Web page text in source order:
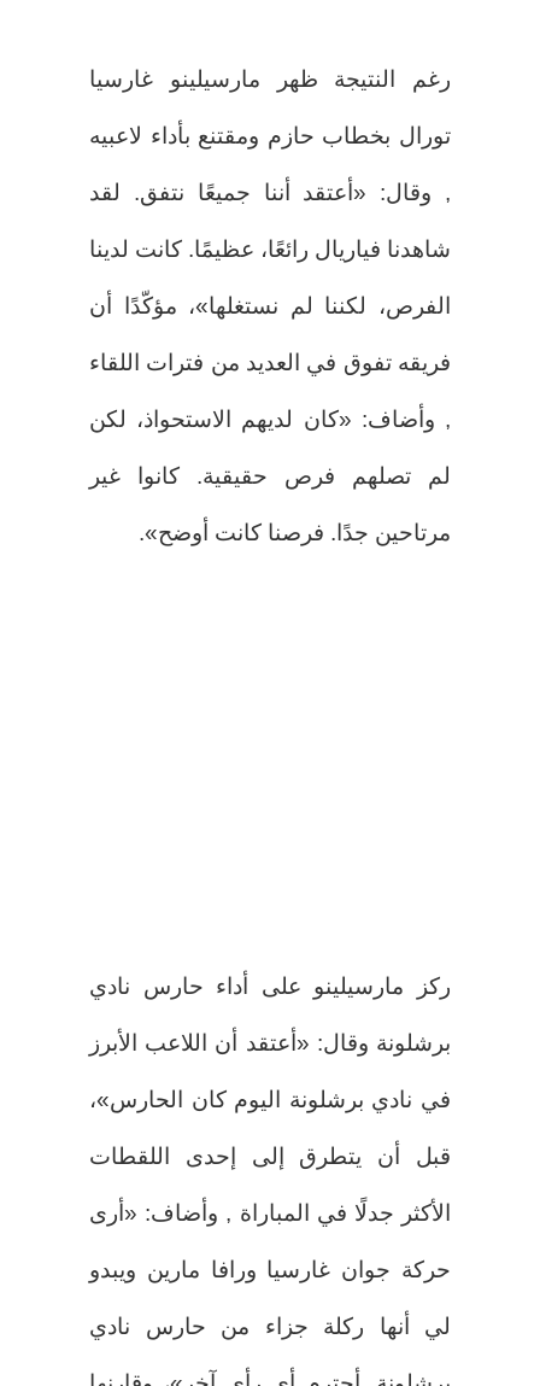
رغم النتيجة ظهر مارسيلينو غارسيا
تورال بخطاب حازم ومقتنع بأداء لاعبيه
, وقال: «أعتقد أننا جميعًا نتفق. لقد
شاهدنا فياريال رائعًا، عظيمًا. كانت لدينا
الفرص، لكننا لم نستغلها»، مؤكّدًا أن
فريقه تفوق في العديد من فترات اللقاء
, وأضاف: «كان لديهم الاستحواذ، لكن
لم تصلهم فرص حقيقية. كانوا غير
مرتاحين جدًا. فرصنا كانت أوضح».
ركز مارسيلينو على أداء حارس نادي
برشلونة وقال: «أعتقد أن اللاعب الأبرز
في نادي برشلونة اليوم كان الحارس»،
قبل أن يتطرق إلى إحدى اللقطات
الأكثر جدلًا في المباراة , وأضاف: «أرى
حركة جوان غارسيا ورافا مارين ويبدو
لي أنها ركلة جزاء من حارس نادي